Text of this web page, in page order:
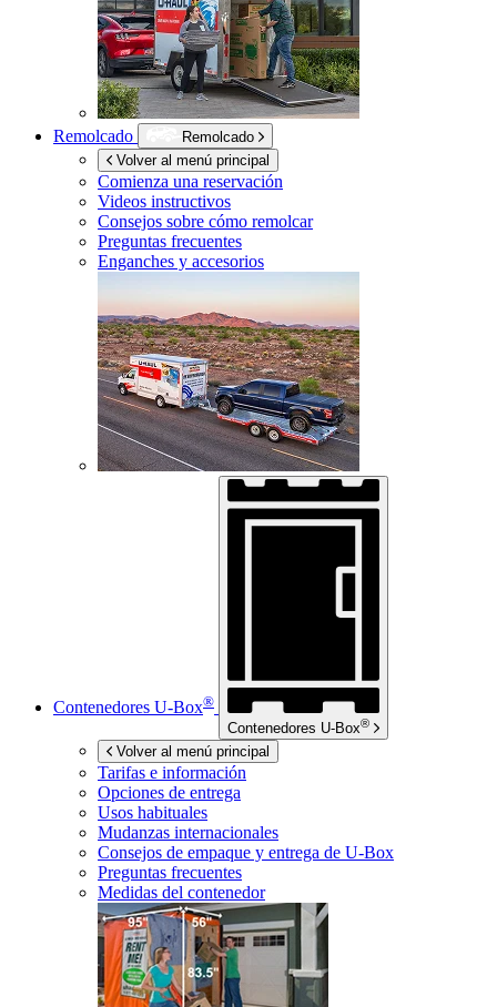
Remolcado
Remolcado
Volver al menú principal
Comienza una reservación
Videos instructivos
Consejos sobre cómo remolcar
Preguntas frecuentes
Enganches y accesorios
Contenedores U-Box®
Contenedores U-Box®
Volver al menú principal
Tarifas e información
Opciones de entrega
Usos habituales
Mudanzas internacionales
Consejos de empaque y entrega de U-Box
Preguntas frecuentes
Medidas del contenedor